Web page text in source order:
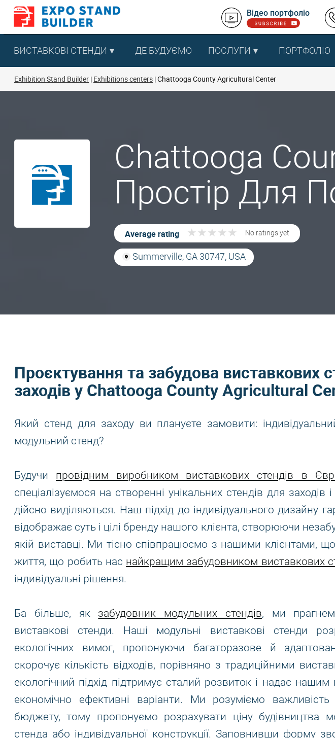
Перейти
змісту
Відео портфоліо
ВИСТАВКОВІ СТЕНДИ ДЕ БУДУЄМО ПОСЛУГИ ПОРТФОЛІО
Exhibition Stand Builder Exhibitions centers Chattooga County Agricultural Center
Chattooga
Простір Для
Average rating ★ ★ ★ ★ ★
★ ★ ★ ★ ★ No ratings yet
Summerville, GA 30747, USA
Проєктування та забудова виставкових
заходів у Chattooga County Agricultural
Який стенд для заходу ви плануєте замовити:
модульний стенд?
Будучи провідним виробником виставкових стендів в
спеціалізуємося на створенні унікальних стендів для заходів
дійсно виділяються. Наш підхід до індивідуального дизайну
відображає суть і цілі бренду нашого клієнта, створюючи
якій виставці. Ми тісно співпрацюємо з нашими клієнтами,
життя, що робить нас найкращим забудовником виставкових
індивідуальні рішення.
Ба більше, як забудовник модульних стендів, ми
виставкові стенди. Наші модульні виставкові стенди
екологічних вимог, пропонуючи багаторазове й
скорочує кількість відходів, порівняно з традиційними
екологічний підхід підтримує сталий розвиток і надає нашим
економічно ефективні варіанти. Ми розуміємо важливість
бюджету, тому пропонуємо розрахувати ціну будівництва
стенда або індивідуальної конструкції. Заповнивши форму